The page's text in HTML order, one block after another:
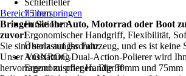
Schleifteller
75 mm
Funktionen
Ergonomischer Handgriff, Flexibilität,
Überlastungsschutz
Ausstattung
Ergonomischer Handgriff
Bereich überspringen
Bringen Sie Ihr Auto, Motorrad oder Boot
zuvor!
Sie sind stolz auf Ihr Fahrzeug, und es ist keine
Unser VONROC-Dual-Action-Polierer wird
hervorragend zu pflegen. Die 50mm und 75mm